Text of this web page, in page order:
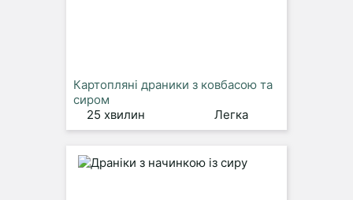
Картопляні драники з ковбасою та
сиром
25 хвилин
Легка